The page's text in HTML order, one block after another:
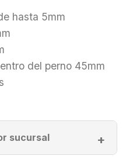
hasta 5mm
del perno 45mm
sucursal